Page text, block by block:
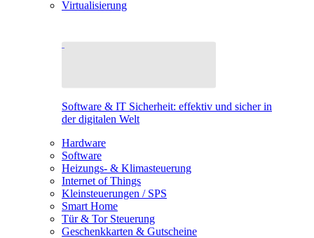
Virtualisierung
Software & IT Sicherheit: effektiv und sicher in
der digitalen Welt
Hardware
Software
Heizungs- & Klimasteuerung
Internet of Things
Kleinsteuerungen / SPS
Smart Home
Tür & Tor Steuerung
Geschenkkarten & Gutscheine